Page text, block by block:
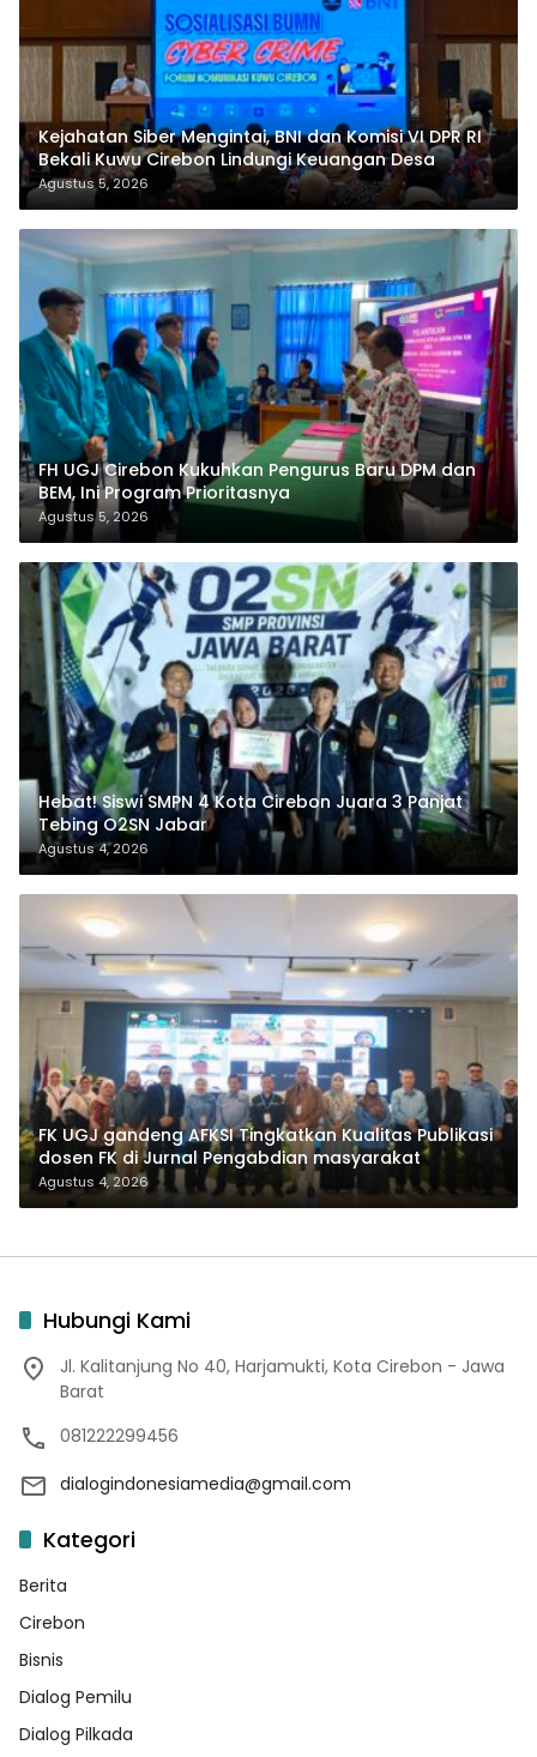
Kejahatan Siber Mengintai, BNI dan Komisi VI DPR RI
Bekali Kuwu Cirebon Lindungi Keuangan Desa
Agustus 5, 2026
FH UGJ Cirebon Kukuhkan Pengurus Baru DPM dan
BEM, Ini Program Prioritasnya
Agustus 5, 2026
Hebat! Siswi SMPN 4 Kota Cirebon Juara 3 Panjat
Tebing O2SN Jabar
Agustus 4, 2026
FK UGJ gandeng AFKSI Tingkatkan Kualitas Publikasi
dosen FK di Jurnal Pengabdian masyarakat
Agustus 4, 2026
Hubungi Kami
Jl. Kalitanjung No 40, Harjamukti, Kota Cirebon - Jawa
Barat
081222299456
dialogindonesiamedia@gmail.com
Kategori
Berita
Cirebon
Bisnis
Dialog Pemilu
Dialog Pilkada